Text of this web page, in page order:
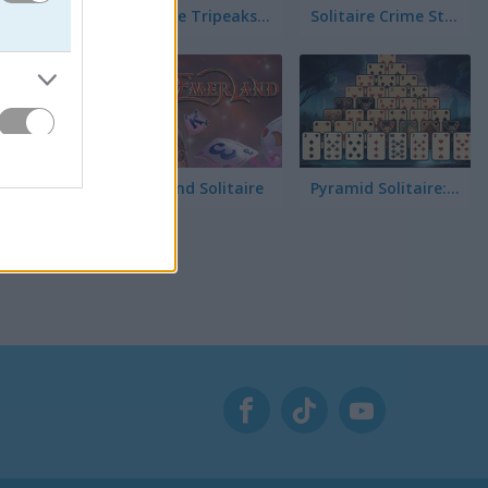
Trên
Solitaire Tripeaks Escapes Solitaire Crime Stories
Emerland Solitaire Pyramid Solitaire: Great Pyramid